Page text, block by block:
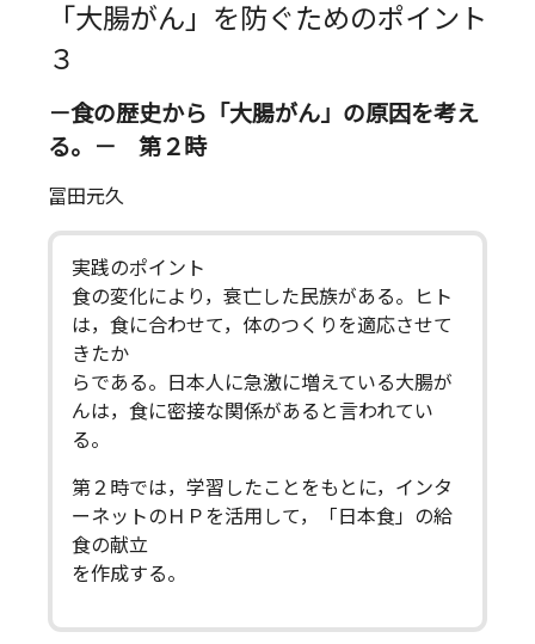
「大腸がん」を防ぐためのポイント
３
－食の歴史から「大腸がん」の原因を考え
る。－ 第２時
冨田元久
実践のポイント
食の変化により，衰亡した民族がある。ヒト
は，食に合わせて，体のつくりを適応させて
きたか
らである。日本人に急激に増えている大腸が
んは，食に密接な関係があると言われてい
る。
第２時では，学習したことをもとに，インタ
ーネットのＨＰを活用して，「日本食」の給
食の献立
を作成する。